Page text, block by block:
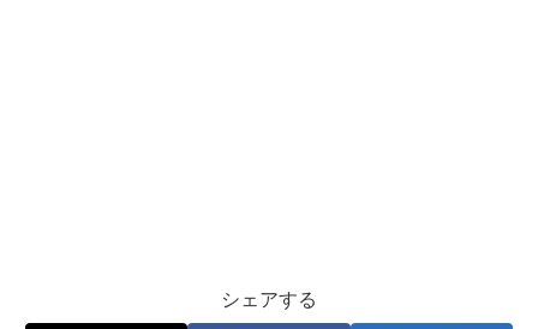
シェアする